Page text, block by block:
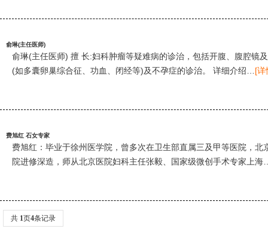
俞琳(主任医师)
俞琳(主任医师) 擅 长:妇科肿瘤等疑难病的诊治，包括开腹、腹腔镜
(如多囊卵巢综合征、功血、闭经等)及不孕症的诊治。 详细介绍… [详
费旭红 石女专家
费旭红：毕业于徐州医学院，曾多次在卫生部直属三及甲等医院，
院进修深造，师从北京医院妇科主任张毅、国家级微创手术专家上
共 1页4条记录